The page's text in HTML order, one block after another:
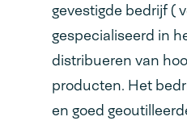
gevestigde bedrijf (
gespecialiseerd in
distribueren van
producten. Het
en goed